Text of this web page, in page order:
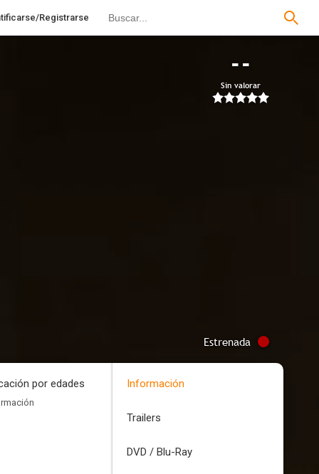
Registrarse
--
Sin valorar
Estrenada
por edades Información
Trailers
DVD / Blu-Ray